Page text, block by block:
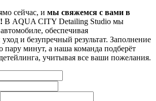
сейчас, и мы свяжемся с вами в
В AQUA CITY Detailing Studio мы
обеспечивая
и безупречный результат. Заполнение
пару минут, а наша команда подберёт
учитывая все ваши пожелания.